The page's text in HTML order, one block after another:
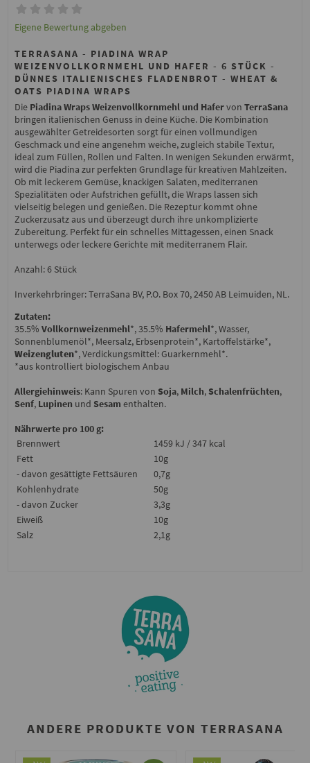
Eigene Bewertung abgeben
TERRASANA - PIADINA WRAP
WEIZENVOLLKORNMEHL UND HAFER - 6 STÜCK -
DÜNNES ITALIENISCHES FLADENBROT - WHEAT &
OATS PIADINA WRAPS
Die Piadina Wraps Weizenvollkornmehl und Hafervon TerraSana
bringen italienischen Genuss in deine Küche. Die Kombination
ausgewählter Getreidesorten sorgt für einen vollmundigen
Geschmack und eine angenehm weiche, zugleich stabile Textur,
ideal zum Füllen, Rollen und Falten. In wenigen Sekunden erwärmt,
wird die Piadina zur perfekten Grundlage für kreativen Mahlzeiten.
Ob mit leckerem Gemüse, knackigen Salaten, mediterranen
Spezialitäten oder Aufstrichen gefüllt, die Wraps lassen sich
vielseitig belegen und genießen. Die Rezeptur kommt ohne
Zuckerzusatz aus und überzeugt durch ihre unkomplizierte
Zubereitung. Perfekt für ein schnelles Mittagessen, einen Snack
unterwegs oder leckere Gerichte mit mediterranem Flair.
Anzahl: 6 Stück
Inverkehrbringer: TerraSana BV, P.O. Box 70, 2450 AB Leimuiden, NL.
Zutaten:
35.5% Vollkornweizenmehl*, 35.5% Hafermehl*, Wasser,
Sonnenblumenöl*, Meersalz, Erbsenprotein*, Kartoffelstärke*,
Weizengluten*, Verdickungsmittel: Guarkernmehl*.
*aus kontrolliert biologischem Anbau
Allergiehinweis: Kann Spuren von Soja, Milch,Schalenfrüchten,
Senf, Lupinen und Sesam enthalten.
Nährwerte pro 100 g:
Brennwert
1459 kJ / 347 kcal
Fett
10g
- davon gesättigte Fettsäuren
0,7g
Kohlenhydrate
50g
- davon Zucker
3,3g
Eiweiß
10g
Salz
2,1g
ANDERE PRODUKTE VON TERRASANA